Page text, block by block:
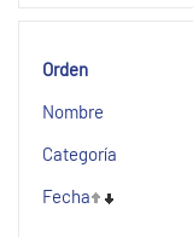
Orden
Nombre
Categoría
Fecha